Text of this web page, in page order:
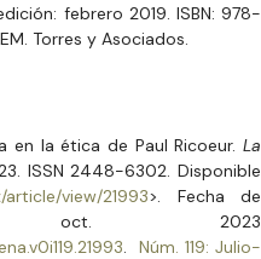
febrero 2019. ISBN: 978-
Torres y Asociados.
en la ética de Paul Ricoeur. La
ISSN 2448-6302. Disponible
view/21993>. Fecha de
oct. 2023
. Núm. 119: Julio-